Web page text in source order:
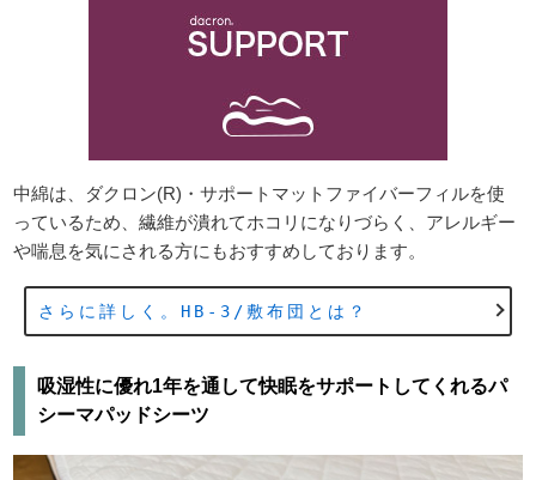
中綿は、ダクロン(R)・サポートマットファイバーフィルを使
っているため、繊維が潰れてホコリになりづらく、アレルギー
や喘息を気にされる方にもおすすめしております。
さらに詳しく。HB-3/敷布団とは？
吸湿性に優れ1年を通して快眠をサポートしてくれるパ
シーマパッドシーツ